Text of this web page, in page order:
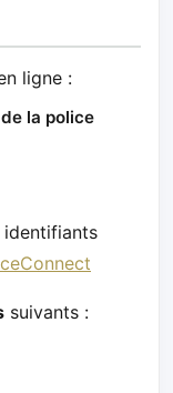
ligne :
la police
identifiants
suivants :